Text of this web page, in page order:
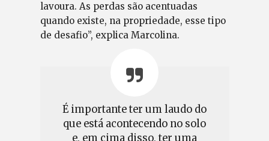
lavoura. As perdas são acentuadas
quando existe, na propriedade, esse tipo
de desafio”, explica Marcolina.
É importante ter um laudo do
que está acontecendo no solo
e, em cima disso, ter uma